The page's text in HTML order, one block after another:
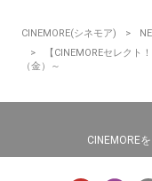
CINEMORE(シネモア)
【CINEMOREセレクト
（金）～
CINEMORE